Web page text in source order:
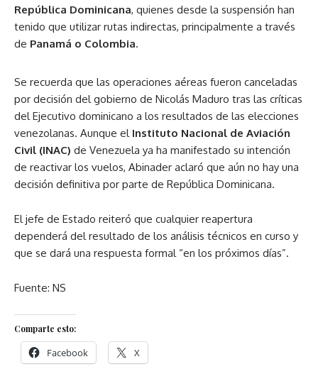
República Dominicana, quienes desde la suspensión han
tenido que utilizar rutas indirectas, principalmente a través
de Panamá o Colombia.
Se recuerda que las operaciones aéreas fueron canceladas
por decisión del gobierno de Nicolás Maduro tras las críticas
del Ejecutivo dominicano a los resultados de las elecciones
venezolanas. Aunque el Instituto Nacional de Aviación
Civil (INAC) de Venezuela ya ha manifestado su intención
de reactivar los vuelos, Abinader aclaró que aún no hay una
decisión definitiva por parte de República Dominicana.
El jefe de Estado reiteró que cualquier reapertura
dependerá del resultado de los análisis técnicos en curso y
que se dará una respuesta formal “en los próximos días”.
Fuente: NS
Comparte esto:
Facebook X